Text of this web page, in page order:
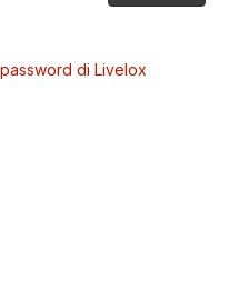
di Livelox